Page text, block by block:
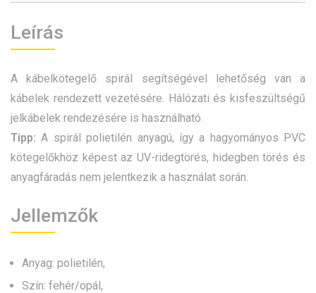
Leírás
A kábelkötegelő spirál segítségével lehetőség van a
kábelek rendezett vezetésére. Hálózati és kisfeszültségű
jelkábelek rendezésére is használható.
Tipp: A spirál polietilén anyagú, így a hagyományos PVC
kötegelőkhöz képest az UV-ridegtörés, hidegben törés és
anyagfáradás nem jelentkezik a használat során.
Jellemzők
Anyag: polietilén,
Szín: fehér/opál,